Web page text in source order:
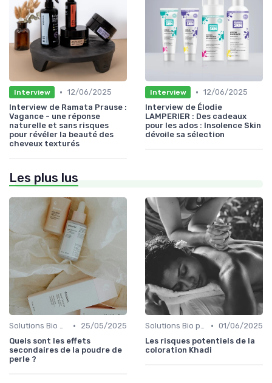
Interview • 12/06/2025
Interview de Ramata Prause :
Vagance - une réponse
naturelle et sans risques
pour révéler la beauté des
cheveux texturés
Interview • 12/06/2025
Interview de Élodie
LAMPERIER : Des cadeaux
pour les ados : Insolence Skin
dévoile sa sélection
Les plus lus
Solutions Bio pour Problèmes de Peau •
25/05/2025
Quels sont les effets
secondaires de la poudre de
perle ?
Solutions Bio pour Problèmes de Peau • 01/06/2025
Les risques potentiels de la
coloration Khadi